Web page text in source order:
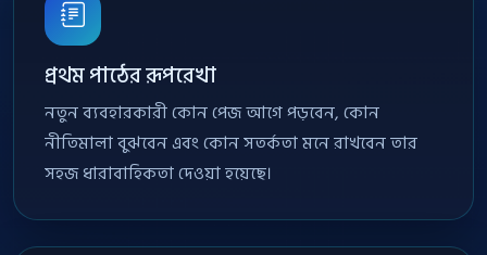
প্রথম পাঠের রূপরেখা
নতুন ব্যবহারকারী কোন পেজ আগে পড়বেন, কোন
নীতিমালা বুঝবেন এবং কোন সতর্কতা মনে রাখবেন তার
সহজ ধারাবাহিকতা দেওয়া হয়েছে।